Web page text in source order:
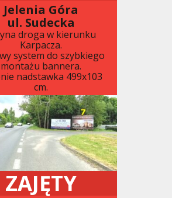
Jelenia Góra
ul. Sudecka
droga w kierunku
Karpacza.
system do szybkiego
montażu bannera.
nadstawka 499x103
cm.
ZAJĘTY